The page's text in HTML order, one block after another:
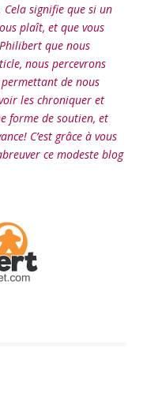
signifie que si un
plaît, et que vous
que nous
nous percevrons
de nous
les chroniquer et
forme de soutien, et
C’est grâce à vous
ce modeste blog